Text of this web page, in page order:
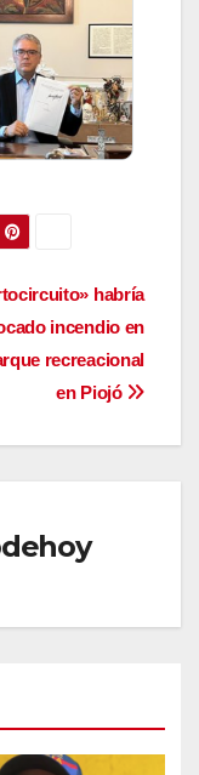
habría
incendio en
recreacional
en Piojó